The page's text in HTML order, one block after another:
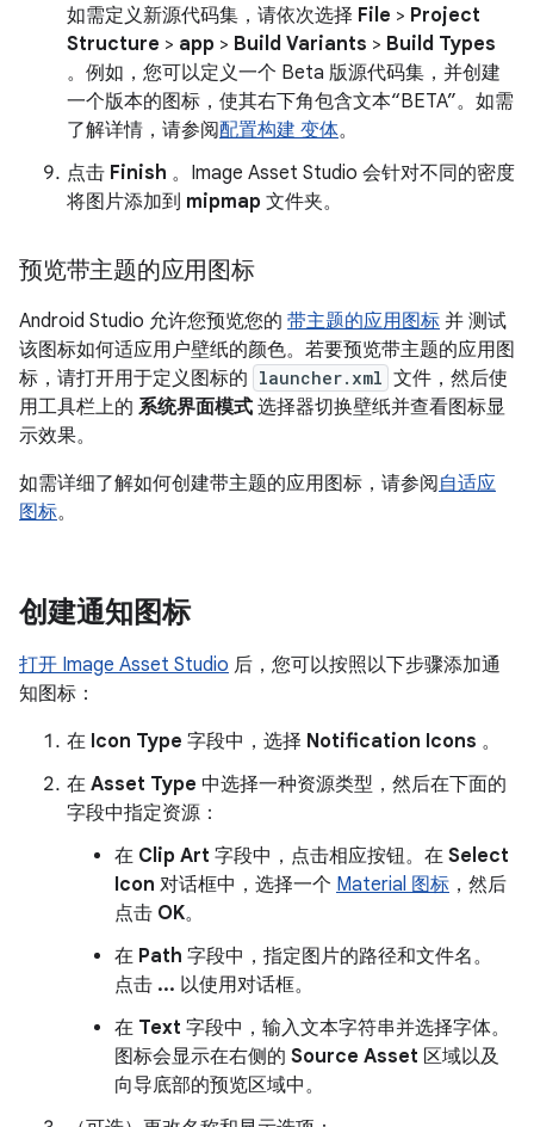
如需定义新源代码集，请依次选择 File > Project
Structure > app > Build Variants > Build Types
。例如，您可以定义一个 Beta 版源代码集，并创建
一个版本的图标，使其右下角包含文本“BETA”。如需
了解详情，请参阅配置构建 变体。
点击 Finish 。Image Asset Studio 会针对不同的密度
将图片添加到 mipmap 文件夹。
预览带主题的应用图标
Android Studio 允许您预览您的 带主题的应用图标 并 测试
该图标如何适应用户壁纸的颜色。若要预览带主题的应用图
标，请打开用于定义图标的 launcher.xml 文件，然后使
用工具栏上的 系统界面模式 选择器切换壁纸并查看图标显
示效果。
如需详细了解如何创建带主题的应用图标，请参阅自适应
图标。
创建通知图标
打开 Image Asset Studio 后，您可以按照以下步骤添加通
知图标：
在 Icon Type 字段中，选择 Notification Icons 。
在 Asset Type 中选择一种资源类型，然后在下面的
字段中指定资源：
在 Clip Art 字段中，点击相应按钮。在 Select
Icon 对话框中，选择一个 Material 图标 ，然后
点击 OK。
在 Path 字段中，指定图片的路径和文件名。
点击 ... 以使用对话框。
在 Text 字段中，输入文本字符串并选择字体。
图标会显示在右侧的 Source Asset 区域以及
向导底部的预览区域中。